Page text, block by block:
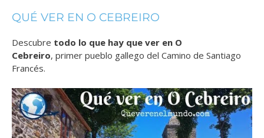
QUÉ VER EN O CEBREIRO
Descubre todo lo que hay que ver en O
Cebreiro, primer pueblo gallego del Camino de Santiago
Francés.